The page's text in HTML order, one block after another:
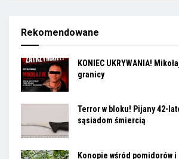
Rekomendowane
KONIEC UKRYWANIA!
granicy
Terror w bloku! Pijany 42-
sąsiadom śmiercią
Konopie wśród pomidorów i